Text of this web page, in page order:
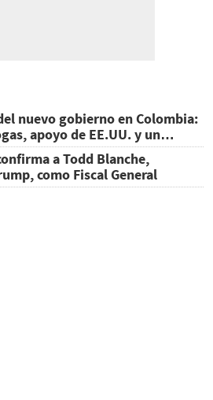
nuevo gobierno en Colombia:
apoyo de EE.UU. y un
a Todd Blanche,
como Fiscal General